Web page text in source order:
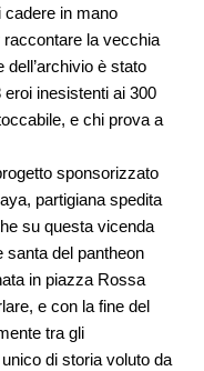
cadere in mano
raccontare la vecchia
è stato
inesistenti ai 300
e chi prova a
sponsorizzato
partigiana spedita
su questa vicenda
santa del pantheon
in piazza Rossa
e con la fine del
tra gli
di storia voluto da